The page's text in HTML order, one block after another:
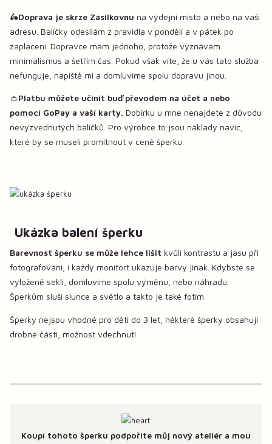
🛵Doprava je skrze Zásilkovnu na výdejní místo a nebo na vaši
adresu. Balíčky odesílám z pravidla v pondělí a v pátek po
zaplacení. Dopravce mám jednoho, protože vyznávám
minimalismus a šetřím čas. Pokud však víte, že u vás tato služba
nefunguje, napiště mi a domluvíme spolu dopravu jinou.
👛Platbu můžete učinit buď převodem na účet a nebo
pomocí GoPay a vaší karty. Dobírku u mne nenajdete z důvodu
nevyzvednutých balíčků. Pro výrobce to jsou náklady navíc,
které by se museli promítnout v ceně šperku.
Ukázka balení šperku
Barevnost šperku se může lehce lišit kvůli kontrastu a jasu při
fotografování, i každý monitort ukazuje barvy jinak. Kdybste se
vyloženě sekli, domluvíme spolu výměnu, nebo náhradu.
Šperkům sluší slunce a světlo a takto je také fotím.
Šperky nejsou vhodné pro děti do 3 let, některé šperky obsahují
drobné části, možnost vdechnutí.
Koupí tohoto šperku podpoříte můj nový ateliér a mou